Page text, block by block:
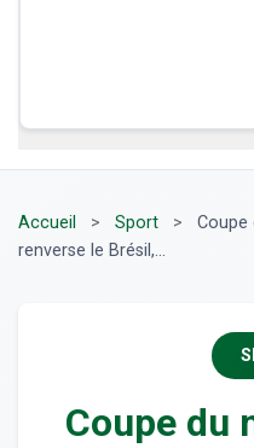
Accueil > Sport >
Coupe
renverse le Brésil,...
Coupe du